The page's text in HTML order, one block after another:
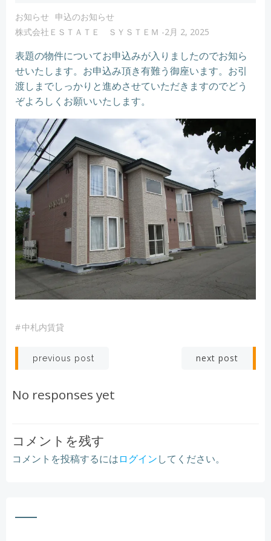
お知らせ
申込のお知らせ
株式会社ＥＳＴＡＴＥ ＳＹＳＴＥＭ -2月 2, 2025
表題の物件についてお申込みが入りましたのでお知ら
せいたします。お申込み頂き有難う御座います。お引
渡しまでしっかりと進めさせていただきますのでどう
ぞよろしくお願いいたします。
#中札内賃貸
Post
navigation
previous post next post
No responses yet
コメントを残す
コメントを投稿するにはログインしてください。